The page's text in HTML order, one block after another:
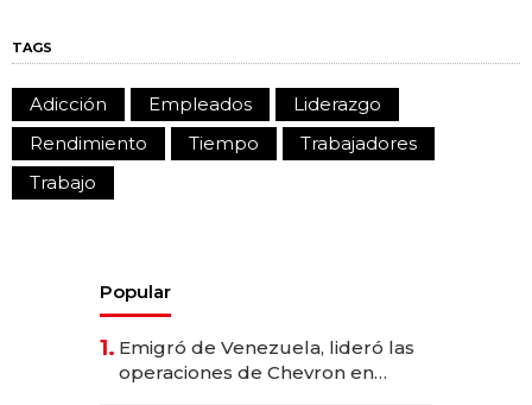
TAGS
Adicción Empleados
Liderazgo
Rendimiento
Tiempo
Trabajadores
Trabajo
Popular
1. Emigró de Venezuela, lideró las
operaciones de Chevron en